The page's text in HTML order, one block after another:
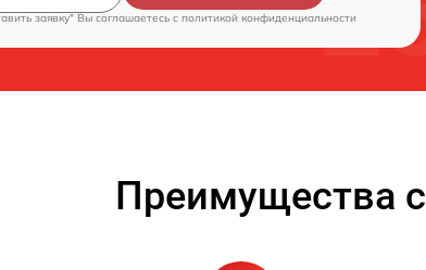
заявку" Вы соглашаетесь c политикой конфиденциальности
Преимущества